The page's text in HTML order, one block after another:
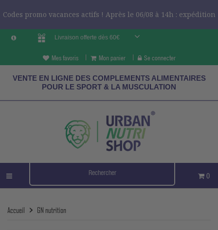
Codes promo vacances actifs ! Après le 06/08 à 14h : expédition
Livraison offerte dès 60€
Mes favoris Mon panier Se connecter
VENTE EN LIGNE DES COMPLEMENTS ALIMENTAIRES
POUR LE SPORT & LA MUSCULATION
0
Accueil GN nutrition